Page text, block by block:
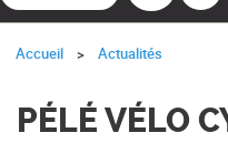
Accueil Actualités
PÉLÉ VÉLO